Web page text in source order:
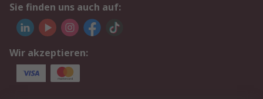
Sie finden uns auch auf:
Wir akzeptieren: